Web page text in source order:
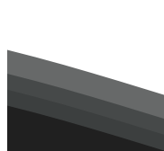
По традиции в день
День энергетика День